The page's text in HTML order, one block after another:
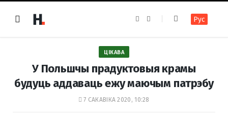
e
k
t
a
m
Рус
ЦІКАВА
У Польшчы прадуктовыя крамы
будуць аддаваць ежу маючым патрэбу
7 САКАВІКА 2020, 10:28